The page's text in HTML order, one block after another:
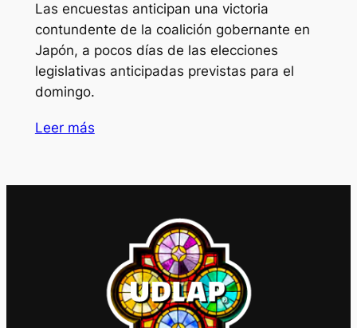
Las encuestas anticipan una victoria
contundente de la coalición gobernante en
Japón, a pocos días de las elecciones
legislativas anticipadas previstas para el
domingo.
Leer más